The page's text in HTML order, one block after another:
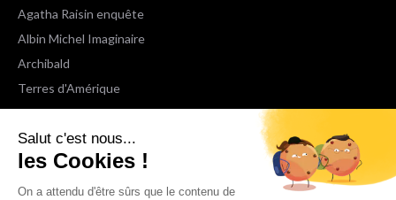
Salut c'est nous...
les Cookies !
On a attendu d'être sûrs que le contenu de
Agatha Raisin enquête
Albin Michel Imaginaire
Archibald
Terres d'Amérique
Espaces Libres Poche
NOX
Wiz
Voir toutes les collections